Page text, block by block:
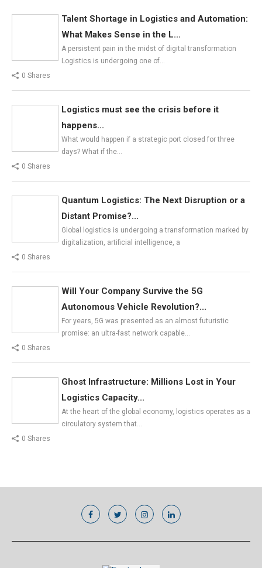
Talent Shortage in Logistics and Automation:
What Makes Sense in the L...
A persistent pain in the midst of digital transformation
Logistics is undergoing one of…
0 Shares
Logistics must see the crisis before it
happens...
What would happen if a strategic port closed for three
days? What if the…
0 Shares
Quantum Logistics: The Next Disruption or a
Distant Promise?...
Global logistics is undergoing a transformation marked by
digitalization, artificial intelligence, a
0 Shares
Will Your Company Survive the 5G
Autonomous Vehicle Revolution?...
For years, 5G was presented as an almost futuristic
promise: an ultra-fast network capable…
0 Shares
Ghost Infrastructure: Millions Lost in Your
Logistics Capacity...
At the heart of the global economy, logistics operates as a
circulatory system that…
0 Shares